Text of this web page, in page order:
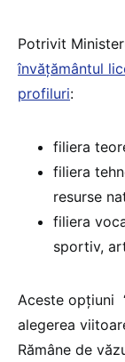
Potrivit
învățământul
profiluri:
filiera
filiera
resurse
filiera
sportiv,
Aceste opțiuni
alegerea
Rămâne de